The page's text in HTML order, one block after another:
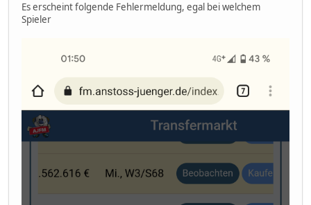
Es erscheint folgende Fehlermeldung, egal bei welchem
Spieler